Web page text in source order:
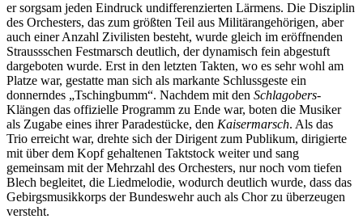
er sorgsam jeden Eindruck undifferenzierten Lärmens. Die Disziplin
des Orchesters, das zum größten Teil aus Militärangehörigen, aber
auch einer Anzahl Zivilisten besteht, wurde gleich im eröffnenden
Straussschen Festmarsch deutlich, der dynamisch fein abgestuft
dargeboten wurde. Erst in den letzten Takten, wo es sehr wohl am
Platze war, gestatte man sich als markante Schlussgeste ein
donnerndes „Tschingbumm“. Nachdem mit den Schlagobers-
Klängen das offizielle Programm zu Ende war, boten die Musiker
als Zugabe eines ihrer Paradestücke, den Kaisermarsch. Als das
Trio erreicht war, drehte sich der Dirigent zum Publikum, dirigierte
mit über dem Kopf gehaltenen Taktstock weiter und sang
gemeinsam mit der Mehrzahl des Orchesters, nur noch vom tiefen
Blech begleitet, die Liedmelodie, wodurch deutlich wurde, dass das
Gebirgsmusikkorps der Bundeswehr auch als Chor zu überzeugen
versteht.